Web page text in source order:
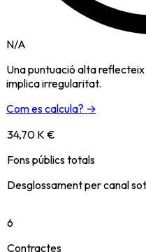
N/A
Una puntuació alta
implica irregularitat.
Com es calcula? →
34,70 K €
Fons públics totals
Desglossament per canal
6
Contractes